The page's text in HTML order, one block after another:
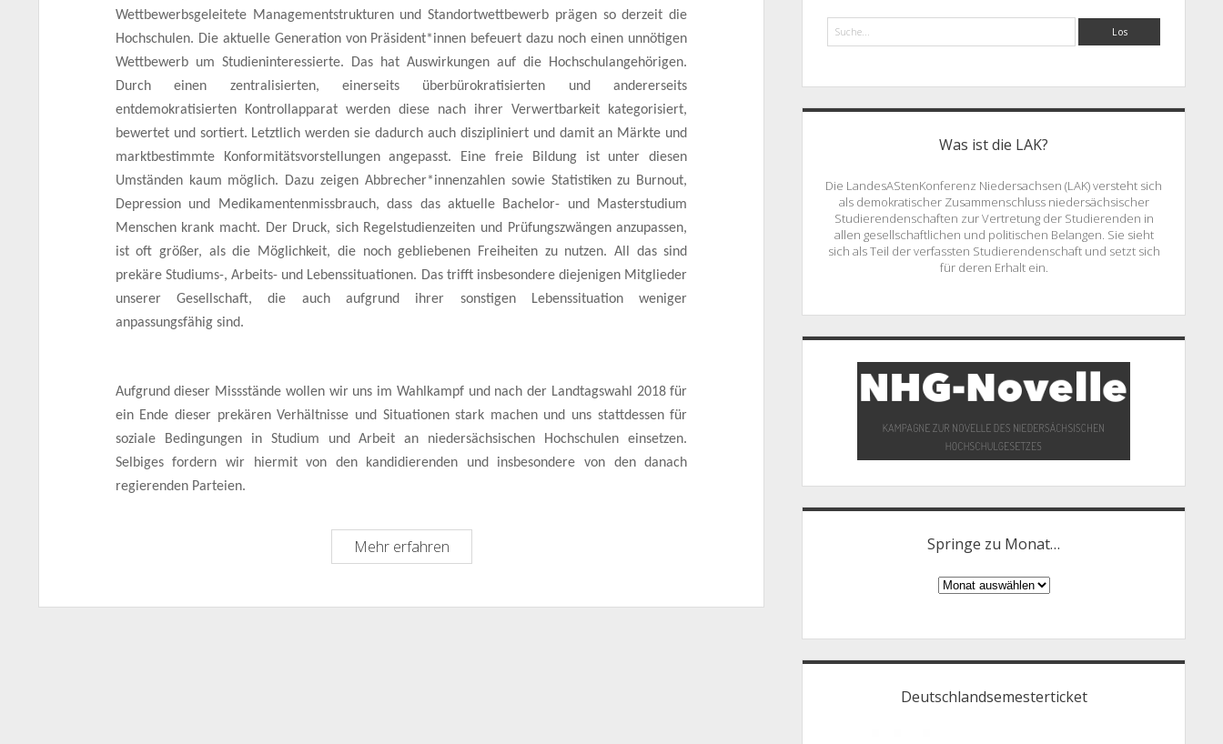
Wettbewerbsgeleitete Managementstrukturen und Standortwettbewerb prägen so derzeit die
Hochschulen. Die aktuelle Generation von Präsident*innen befeuert dazu noch einen unnötigen
Wettbewerb um Studieninteressierte. Das hat Auswirkungen auf die Hochschulangehörigen.
Durch einen zentralisierten, einerseits überbürokratisierten und andererseits
entdemokratisierten Kontrollapparat werden diese nach ihrer Verwertbarkeit kategorisiert,
bewertet und sortiert. Letztlich werden sie dadurch auch diszipliniert und damit an Märkte und
marktbestimmte Konformitätsvorstellungen angepasst. Eine freie Bildung ist unter diesen
Umständen kaum möglich. Dazu zeigen Abbrecher*innenzahlen sowie Statistiken zu Burnout,
Depression und Medikamentenmissbrauch, dass das aktuelle Bachelor- und Masterstudium
Menschen krank macht. Der Druck, sich Regelstudienzeiten und Prüfungszwängen anzupassen,
ist oft größer, als die Möglichkeit, die noch gebliebenen Freiheiten zu nutzen. All das sind
prekäre Studiums-, Arbeits- und Lebenssituationen. Das trifft insbesondere diejenigen Mitglieder
unserer Gesellschaft, die auch aufgrund ihrer sonstigen Lebenssituation weniger
anpassungsfähig sind.
Aufgrund dieser Missstände wollen wir uns im Wahlkampf und nach der Landtagswahl 2018 für
ein Ende dieser prekären Verhältnisse und Situationen stark machen und uns stattdessen für
soziale Bedingungen in Studium und Arbeit an niedersächsischen Hochschuleneinsetzen.
Selbiges fordern wir hiermit von den kandidierenden und insbesondere von den danach
regierenden Parteien.
Mehr erfahrenHochschulen
sozial
–
Was ist die LAK?
Die LandesAStenKonferenz Niedersachsen (LAK) versteht sich
als demokratischer Zusammenschluss niedersächsischer
Studierendenschaften zur Vertretung der Studierenden in
allen gesellschaftlichen und politischen Belangen. Sie sieht
sich als Teil der verfassten Studierendenschaft und setzt sich
für deren Erhalt ein.
Springe zu Monat…
Springe
Deutschlandsemesterticket